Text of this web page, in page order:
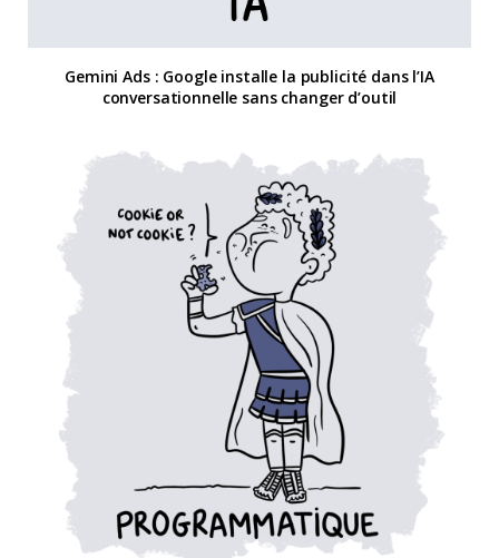
Gemini Ads : Google installe la publicité dans l’IA
conversationnelle sans changer d’outil